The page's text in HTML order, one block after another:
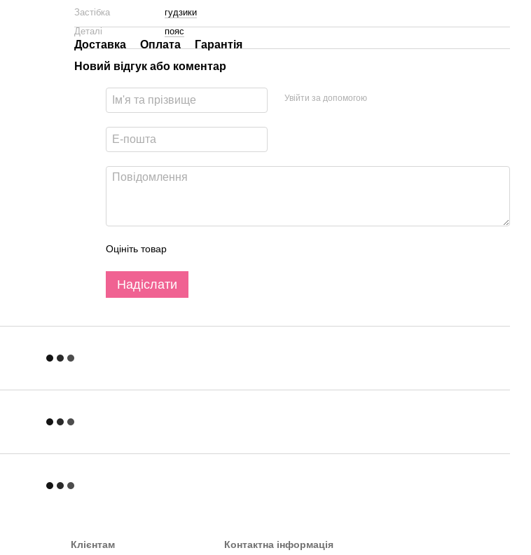
Застібка
гудзики
Деталі
пояс
Доставка Оплата
Гарантія
Новий відгук або коментар
Увійти за допомогою
Оцініть товар
Надіслати
Клієнтам Контактна інформація